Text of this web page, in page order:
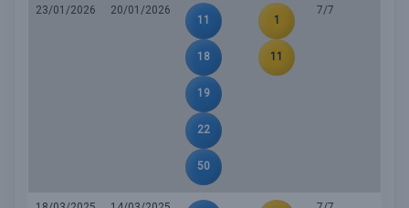
23/01/2026
20/01/2026
11
18
19
22
50
1
11
7/7